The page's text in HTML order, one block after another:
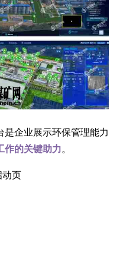
企业展示环保管理能力
作的关键助力。
动页